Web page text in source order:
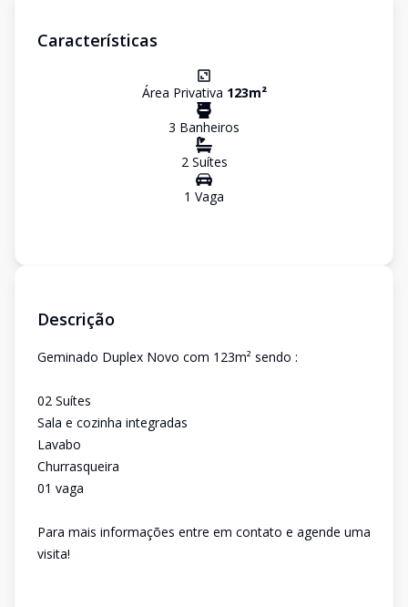
Características
Área Privativa 123m²
3 Banheiros
2Suítes
1 Vaga
Descrição
Geminado Duplex Novo com 123m² sendo :
02 Suítes
Sala e cozinha integradas
Lavabo
Churrasqueira
01 vaga
Para mais informações entre em contato e agende uma
visita!